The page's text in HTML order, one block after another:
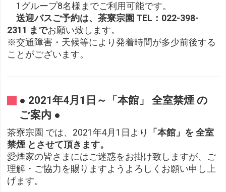
1グループ8名様までご利用可能です。
送迎バスご予約は、茶寮宗園 TEL：022-398-
2311 までお願い致します。
※交通障害・天候等により発着時間が多少前後する
ことがございます。
● 2021年4月1日～「本館」 全室禁煙 の
ご案内 ●
茶寮宗園 では、2021年4月1日より
「本館」を 全室
禁煙 とさせて頂きます。
愛煙家の皆さまにはご迷惑をお掛け致しますが、ご
理解・ご協力を賜りますようよろしくお願い申し上
げます。